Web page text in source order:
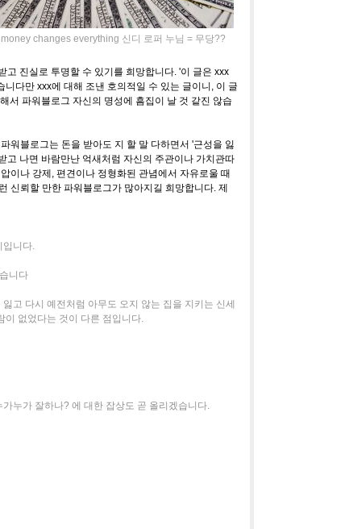
money changes everything 신디 로퍼 누님 = 무당??
진실로 투명할 수 있기를 희망합니다. '이 글은 xxx
다만 xxx에 대해 조낸 호의적일 수 있는 글이니, 이 글
서 파워블로그 자신의 명성에 흠집이 날 것 같진 않습
파워블로그는 돈을 받아도 지 할 말 다하면서 '근성을 잃
고 나면 바람만난 억새처럼 자신의 주관이나 가치관따
이나 강제, 편견이나 정형화된 관념에서 자유로울 때
신뢰할 만한 파워블로그가 많아지길 희망합니다. 제
니다.
니다
고 다시 예전처럼 아무도 오지 않는 집을 지키는 신세
없었다는 것이 다른 점입니다.
누가 잘하나? 에 대한 잡상도 곧 올리겠습니다.